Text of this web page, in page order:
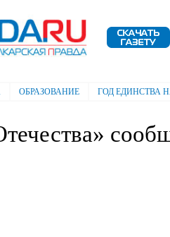
ОБРАЗОВАНИЕ ГОД ЕДИНСТВА